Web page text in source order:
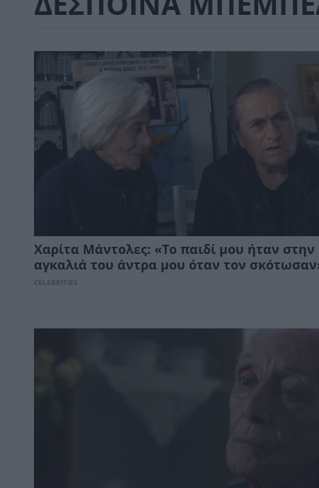
Χαρίτα Μάντολες: «Το παιδί μου ήταν στην
αγκαλιά του άντρα μου όταν τον
CELEBRITIES